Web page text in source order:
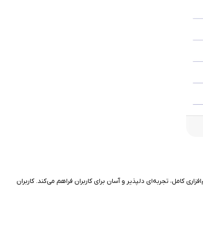
کامل، تجربه‌ای دلپذیر و آسان برای کاربران فراهم می‌کند. کاربران